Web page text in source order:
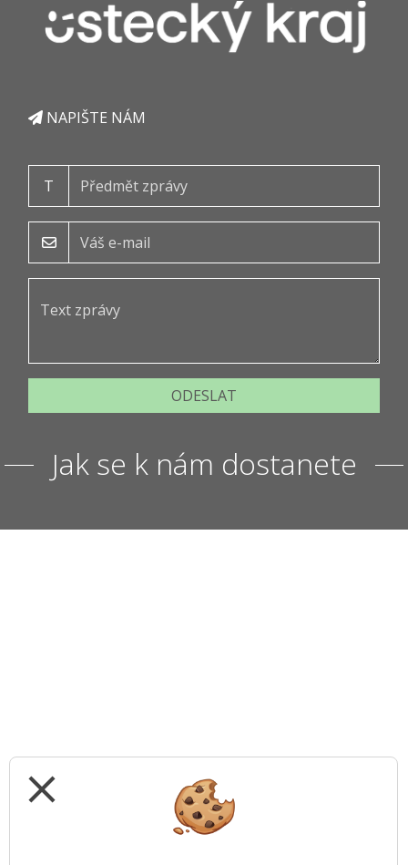
NAPIŠTE NÁM
T
ODESLAT
Jak se k nám dostanete
close